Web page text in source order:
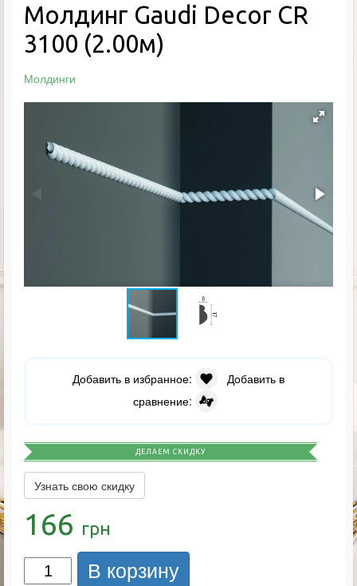
Молдинг Gaudi Decor CR
3100 (2.00м)
Молдинги
Добавить в избранное:
Добавить в
сравнение:
ДЕЛАЕМ СКИДКУ
Узнать свою скидку
166 грн
В корзину